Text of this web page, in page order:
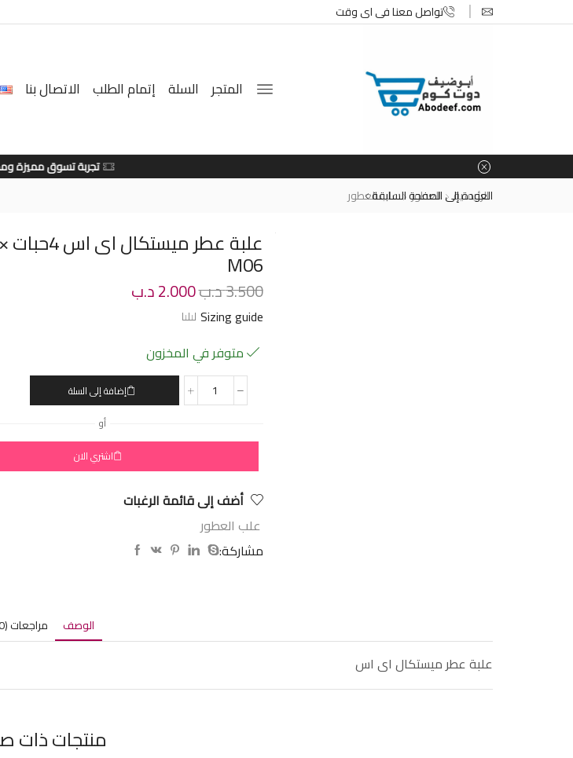
تواصل معنا في اي وقت
المتجر السلة إتمام الطلب الاتصال بنا
تجربة تسوق مميزة وممتعة من
الرئيسية
العطور علب العطور
العودة إلى الصفحة السابقة
M06
3.500د.ب2.000د.ب
Sizing guide
متوفر في المخزون
إضافة إلى السلة
أو
اشتري الان
أضف إلى قائمة الرغبات
علب العطور
مشاركة:
الوصف مراجعات (0)
علبة عطر ميستكال اى اس
منتجات ذات